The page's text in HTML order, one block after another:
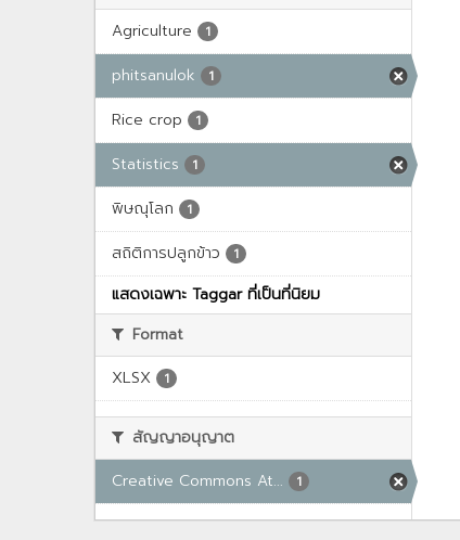
Agriculture
1
phitsanulok 1
Rice crop 1
Statistics 1
พิษณุโลก 1
สถิติการปลูกข้าว 1
แสดงเฉพาะ Taggar ที่เป็นที่นิยม
Format
XLSX
1
สัญญาอนุญาต
Creative Commons At...
1